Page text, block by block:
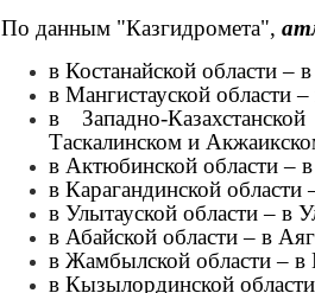
По данным "Казгидромета",
в Костанайской области –
в Мангистауской области
в Западно-
Таскалинском и
в Актюбинской области –
в Карагандинской
в Улытауской области – в
в Абайской области – в
в Жамбылской области –
в Кызылординской